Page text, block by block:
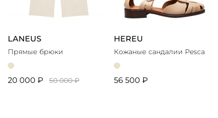
LANEUS
Прямые брюки
20 000 ₽ 50 000 ₽
HEREU
Кожаные сандалии Pesca
56 500 ₽